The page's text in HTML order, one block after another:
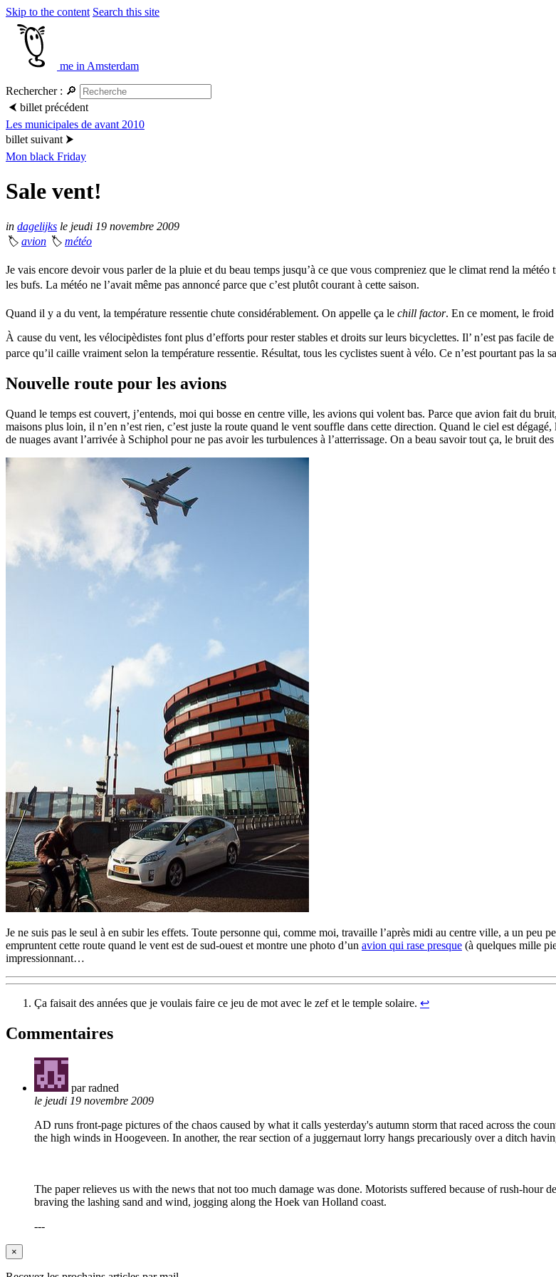
Skip to the content Search this site
me in Amsterdam
Rechercher : 🔎
⮜ billet précédent
Les municipales de avant 2010
billet suivant ⮞
Mon black Friday
Sale vent!
in dagelijks le jeudi 19 novembre 2009
🏷 avion 🏷 météo
Je vais encore devoir vous parler de la pluie et du beau temps jusqu’à ce que vous compreniez que le climat rend la
les bufs. La météo ne l’avait même pas annoncé parce que c’est plutôt courant à cette saison.
Quand il y a du vent, la température ressentie chute considérablement. On appelle ça le chill factor. En ce moment, le froid
À cause du vent, les vélocipèdistes font plus d’efforts pour rester stables et droits sur leurs bicyclettes. Il’ n’est pas
parce qu’il caille vraiment selon la température ressentie. Résultat, tous les cyclistes suent à vélo. Ce n’est pourtant pas la
Nouvelle route pour les avions
Quand le temps est couvert, j’entends, moi qui bosse en centre ville, les avions qui volent bas. Parce que avion fait du
maisons plus loin, il n’en n’est rien, c’est juste la route quand le vent souffle dans cette direction. Quand le ciel est
de nuages avant l’arrivée à Schiphol pour ne pas avoir les turbulences à l’atterrissage. On a beau savoir tout ça, le bruit
Je ne suis pas le seul à en subir les effets. Toute personne qui, comme moi, travaille l’après midi au centre ville, a un
empruntent cette route quand le vent est de sud-ouest et montre une photo d’un avion qui rase presque (à quelques mille
impressionnant…
Ça faisait des années que je voulais faire ce jeu de mot avec le zef et le temple solaire. ↩︎
Commentaires
par radned
le jeudi 19 novembre 2009
AD runs front-page pictures of the chaos caused by what it calls yesterday's autumn storm that raced across the
the high winds in Hoogeveen. In another, the rear section of a juggernaut lorry hangs precariously over a ditch
The paper relieves us with the news that not too much damage was done. Motorists suffered because of rush-hour
braving the lashing sand and wind, jogging along the Hoek van Holland coast.
---
×